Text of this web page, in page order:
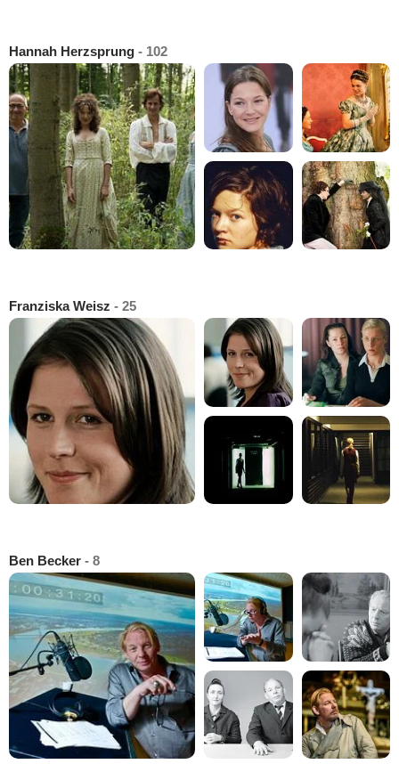
Hannah Herzsprung - 102
Franziska Weisz - 25
Ben Becker - 8